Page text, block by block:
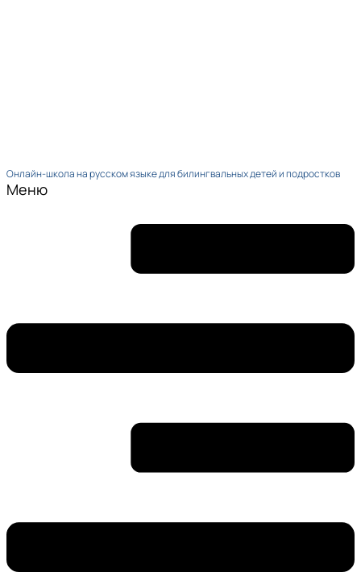
Онлайн-школа на русском языке для билингвальных детей и подростков
Меню